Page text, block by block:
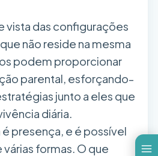
vista das configurações
não reside na mesma
podem proporcionar
parental, esforçando-
junto a eles que
diária.
presença, e é possível
formas. O que